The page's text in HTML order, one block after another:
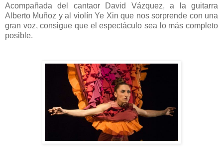
Acompañada del cantaor David Vázquez, a la guitarra
Alberto Muñoz y al violín Ye Xin que nos sorprende con una
gran voz, consigue que el espectáculo sea lo más completo
posible.